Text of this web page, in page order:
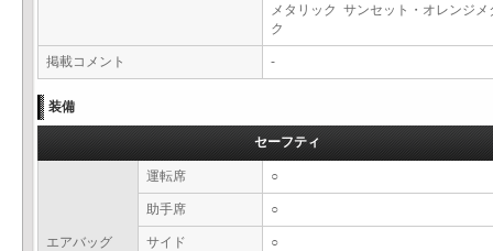
メタリック サンセット・オレンジメ
ク
掲載コメント -
装備
セーフティ
エアバッグ
運転席 ○
助手席 ○
サイド ○